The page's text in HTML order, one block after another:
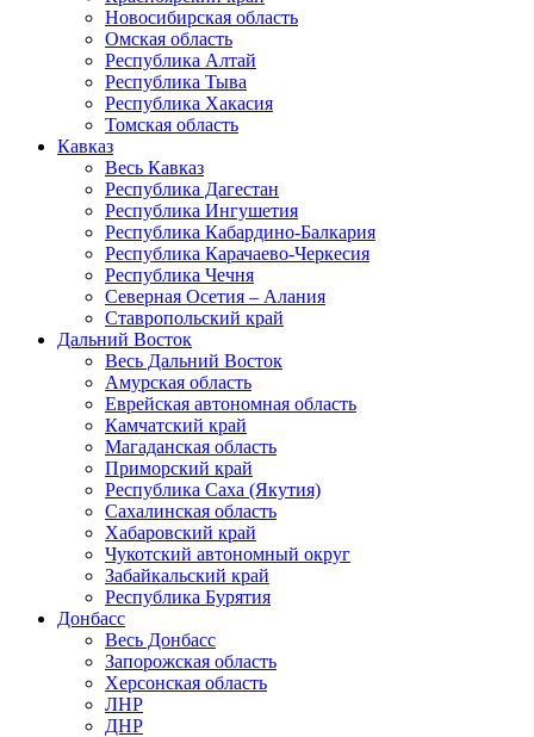
Новосибирская область
Омская область
Республика Алтай
Республика Тыва
Республика Хакасия
Томская область
Кавказ
Весь Кавказ
Республика Дагестан
Республика Ингушетия
Республика Кабардино-Балкария
Республика Карачаево-Черкесия
Республика Чечня
Северная Осетия – Алания
Ставропольский край
Дальний Восток
Весь Дальний Восток
Амурская область
Еврейская автономная область
Камчатский край
Магаданская область
Приморский край
Республика Саха (Якутия)
Сахалинская область
Хабаровский край
Чукотский автономный округ
Забайкальский край
Республика Бурятия
Донбасс
Весь Донбасс
Запорожская область
Херсонская область
ЛНР
ДНР